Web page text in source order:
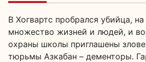
В Хогвартс пробрался убийца,
множество жизней и людей, и
охраны школы приглашены
тюрьмы Азкабан – дементоры.